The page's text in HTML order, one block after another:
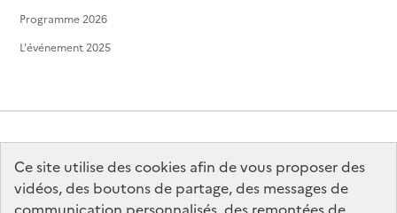
Ce site utilise des cookies afin de vous proposer des
vidéos, des boutons de partage, des messages de
Programme 2026
L'événement 2025
MINISTÈRE
DE LA CULTURE